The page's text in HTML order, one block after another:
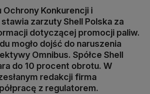
Ochrony Konkurencji i
zarzuty Shell Polska za
dotyczącej promocji paliw.
mogło dojść do naruszenia
Omnibus. Spółce Shell
do 10 procent obrotu. W
redakcji firma
z regulatorem.